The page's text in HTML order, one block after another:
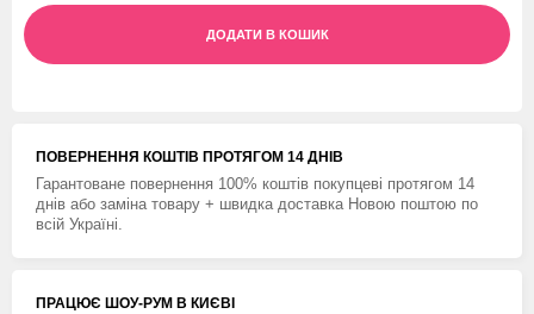
ДОДАТИ В КОШИК
ПОВЕРНЕННЯ КОШТIВ ПРОТЯГОМ 14 ДНIВ
Гарантоване повернення 100% коштів покупцеві протягом 14
днів або заміна товару + швидка доставка Новою поштою по
всій Україні.
ПРАЦЮЄ ШОУ-РУМ В КИЄВІ